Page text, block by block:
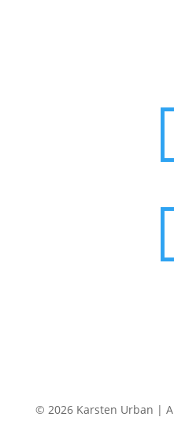
© 2026 Karsten Urban |